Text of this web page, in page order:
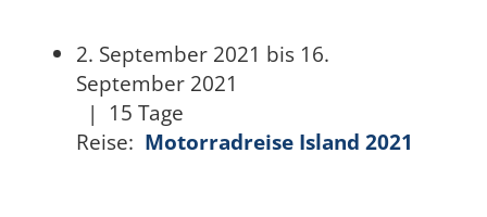
2. September 2021 bis 16.
September 2021
| 15 Tage
Reise: Motorradreise Island 2021